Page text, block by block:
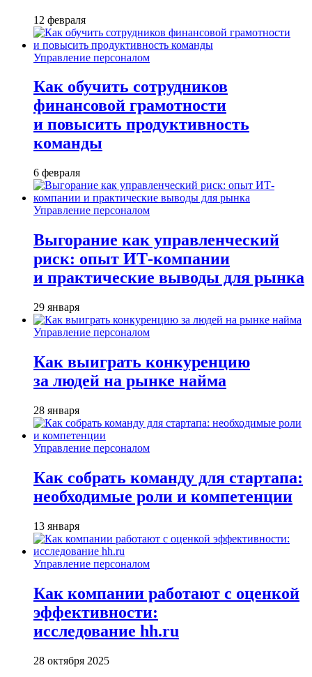
12 февраля
Управление персоналом
Как обучить сотрудников
финансовой грамотности
и повысить продуктивность
команды
6 февраля
Управление персоналом
Выгорание как управленческий
риск: опыт ИТ-компании
и практические выводы для рынка
29 января
Управление персоналом
Как выиграть конкуренцию
за людей на рынке найма
28 января
Управление персоналом
Как собрать команду для стартапа:
необходимые роли и компетенции
13 января
Управление персоналом
Как компании работают с оценкой
эффективности:
исследование hh.ru
28 октября 2025